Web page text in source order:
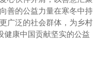
善的公益力量在寒冬中持
广泛的社会群体，为乡村
健康中国贡献坚实的公益